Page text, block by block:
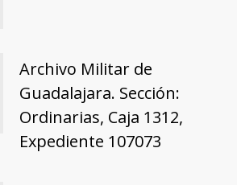
Archivo Militar de
Guadalajara. Sección:
Ordinarias, Caja 1312,
Expediente 107073